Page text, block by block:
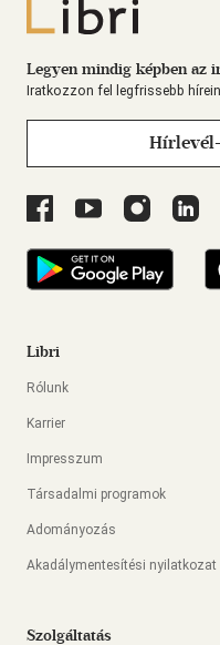
Libri
Legyen mindig képben az
Iratkozzon fel legfrissebb
Libri a Facebookon
Libri a Youtube-
Libri az
Libri
Libri
Rólunk
Karrier
Impresszum
Társadalmi programok
Adományozás
Akadálymentesítési nyilatkozat
Szolgáltatás